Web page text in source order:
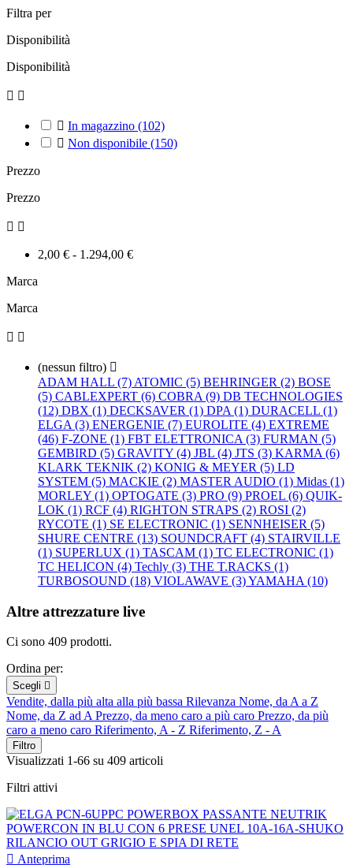
Filtra per
Disponibilità
Disponibilità
 
 In magazzino (102)
 Non disponibile (150)
Prezzo
Prezzo
 
2,00 € - 1.294,00 €
Marca
Marca
 
(nessun filtro) 
ADAM HALL (7) ATOMIC (5) BEHRINGER (2) BOSE
(5) CABLEXPERT (6) COBRA (9) DB TECHNOLOGIES
(12) DBX (1) DECKSAVER (1) DPA (1) DURACELL (1)
ELGA (3) ENERGENIE (7) EUROLITE (4) EXTREME
(46) F-ZONE (1) FBT ELETTRONICA (3) FURMAN (5)
GEMBIRD (5) GRAVITY (4) JBL (4) JTS (3) KARMA (6)
KLARK TEKNIK (2) KONIG & MEYER (5) LD
SYSTEM (5) MACKIE (2) MASTER AUDIO (1) Midas (1)
MORLEY (1) OPTOGATE (3) PRO (9) PROEL (6) QUIK-
LOK (1) RCF (4) RIGHTON STRAPS (2) ROSI (2)
RYCOTE (1) SE ELECTRONIC (1) SENNHEISER (5)
SHURE CENTRE (13) SOUNDCRAFT (4) STAIRVILLE
(1) SUPERLUX (1) TASCAM (1) TC ELECTRONIC (1)
TC HELICON (4) Techly (3) THE T.RACKS (1)
TURBOSOUND (18) VIOLAWAVE (3)YAMAHA (10)
Altre attrezzature live
Ci sono 409 prodotti.
Ordina per:
Scegli 
Vendite, dalla più alta alla più bassa Rilevanza Nome, da A a Z
Nome, da Z ad APrezzo, da meno caro a più caro Prezzo, da più
caro a meno caro Riferimento, A - Z Riferimento, Z - A
Filtro
Visualizzati 1-66 su 409 articoli
Filtri attivi
 Anteprima